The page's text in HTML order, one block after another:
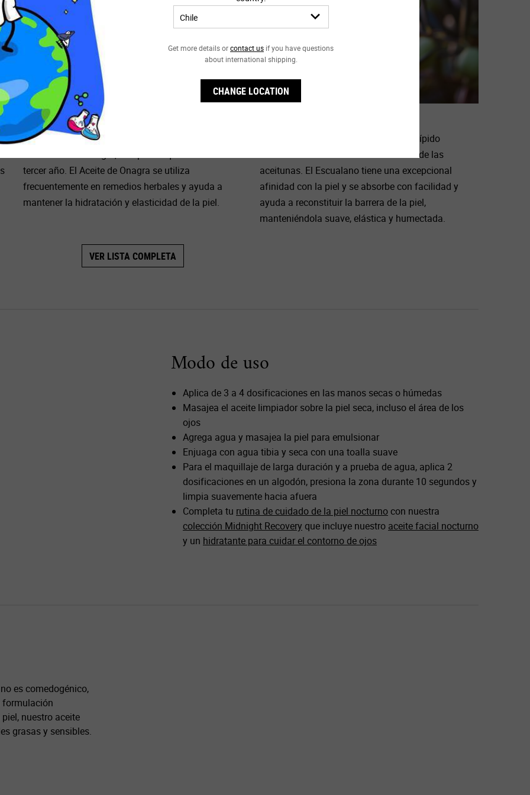
ACEITE DE ONAGRA
El Aceite de Onagra se extrae de las semillas
tercer año. El Aceite de Onagra se utiliza
frecuentemente en remedios herbales y ayuda a
mantener la hidratación y elasticidad de la piel.
Ingrediente distintivo de Kiehl’s, es un lípido
botánico altamente refinado derivado de las
aceitunas. El Escualano tiene una excepcional
afinidad con la piel y se absorbe con facilidad y
ayuda a reconstituir la barrera de la piel,
manteniéndola suave, elástica y humectada.
VER LISTA COMPLETA
Modo de uso
Aplica de 3 a 4 dosificaciones en las manos secas o húmedas
Masajea el aceite limpiador sobre la piel seca, incluso el área de los
ojos
Agrega agua y masajea la piel para emulsionar
Enjuaga con agua tibia y seca con una toalla suave
Para el maquillaje de larga duración y a prueba de agua, aplica 2
dosificaciones en un algodón, presiona la zona durante 10 segundos y
limpia suavemente hacia afuera
Completa tu rutina de cuidado de la piel nocturnocon nuestra
colección Midnight Recovery que incluye nuestro aceite facial nocturno
y un hidratante para cuidar el contorno de ojos
es comedogénico,
formulación
nuestro aceite
grasas y sensibles.
Get more details orcontact us if you have questions
about international shipping.
CHANGE LOCATION